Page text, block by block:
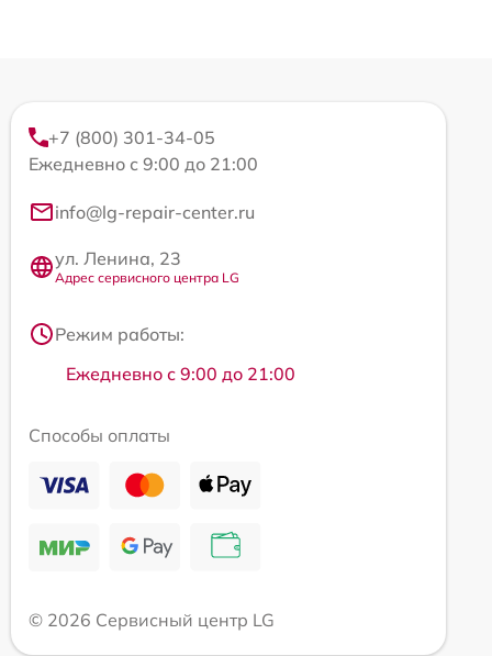
+7 (800) 301-34-05
Ежедневно с 9:00 до 21:00
info@lg-repair-center.ru
ул. Ленина, 23
Адрес сервисного центра LG
Режим работы:
Ежедневно с 9:00 до 21:00
Способы оплаты
© 2026 Сервисный центр LG